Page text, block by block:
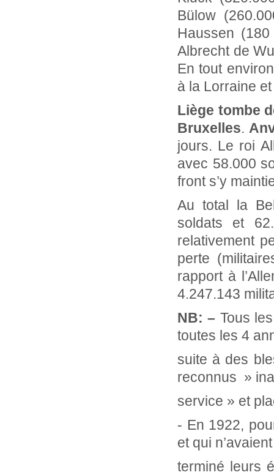
Bülow
Haussen
Albrecht de
En tout
à la Lorraine et
Liège tombe
Bruxelles.
jours. Le roi
avec 58.000
front s’y
Au total la
soldats et
relativement
perte
rapport à
4.247.143
NB: – Tous
toutes les 4
suite à des
reconnus »
service » et
- En 1922,
et qui
terminé leurs